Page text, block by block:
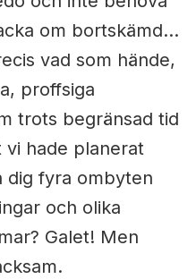
om bortskämd…
vad som hände,
proffsiga
trots begränsad tid
vi hade planerat
dig fyra ombyten
och olika
Galet! Men